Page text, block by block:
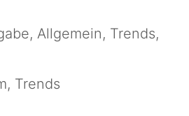
, Allgemein, Trends,
, Trends